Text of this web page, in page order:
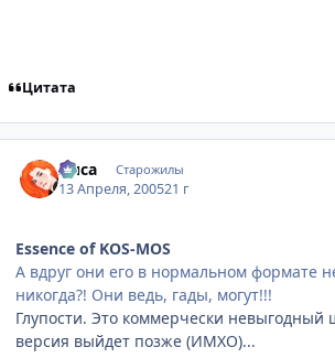
Цитата
Лиса Старожилы
13 Апреля, 200521 г
Essence of KOS-MOS
А вдруг они его в нормальном формате
никогда?! Они ведь, гады, могут!!!
Глупости. Это коммерчески невыгодный
версия выйдет позже (ИМХО)...